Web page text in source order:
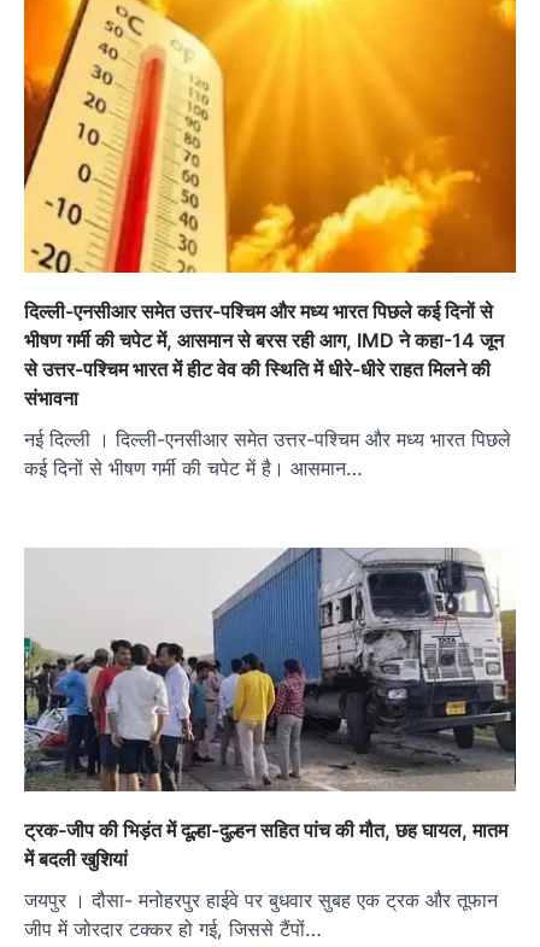
दिल्ली-एनसीआर समेत उत्तर-पश्चिम और मध्य भारत पिछले कई दिनों से
भीषण गर्मी की चपेट में, आसमान से बरस रही आग, IMD ने कहा-14 जून
से उत्तर-पश्चिम भारत में हीट वेव की स्थिति में धीरे-धीरे राहत मिलने की
संभावना
नई दिल्ली । दिल्ली-एनसीआर समेत उत्तर-पश्चिम और मध्य भारत पिछले
कई दिनों से भीषण गर्मी की चपेट में है। आसमान…
ट्रक-जीप की भिड़ंत में दूल्हा-दुल्हन सहित पांच की मौत, छह घायल, मातम
में बदली खुशियां
जयपुर । दौसा- मनोहरपुर हाईवे पर बुधवार सुबह एक ट्रक और तूफान
जीप में जोरदार टक्कर हो गई, जिससे टैंपों…